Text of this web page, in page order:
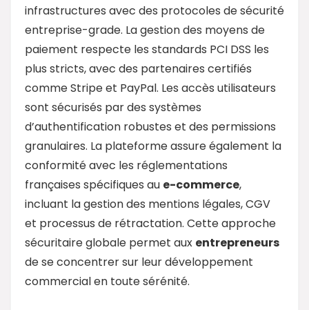
infrastructures avec des protocoles de sécurité
entreprise-grade. La gestion des moyens de
paiement respecte les standards PCI DSS les
plus stricts, avec des partenaires certifiés
comme Stripe et PayPal. Les accès utilisateurs
sont sécurisés par des systèmes
d’authentification robustes et des permissions
granulaires. La plateforme assure également la
conformité avec les réglementations
françaises spécifiques au e-commerce,
incluant la gestion des mentions légales, CGV
et processus de rétractation. Cette approche
sécuritaire globale permet aux entrepreneurs
de se concentrer sur leur développement
commercial en toute sérénité.